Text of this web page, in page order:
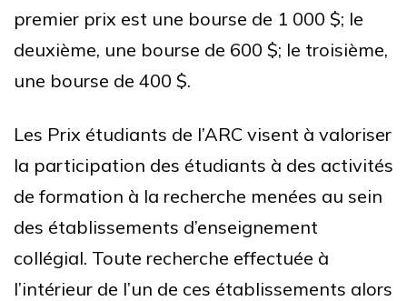
premier prix est une bourse de 1 000 $; le
deuxième, une bourse de 600 $; le troisième,
une bourse de 400 $.
Les Prix étudiants de l’ARC visent à valoriser
la participation des étudiants à des activités
de formation à la recherche menées au sein
des établissements d’enseignement
collégial. Toute recherche effectuée à
l’intérieur de l’un de ces établissements alors